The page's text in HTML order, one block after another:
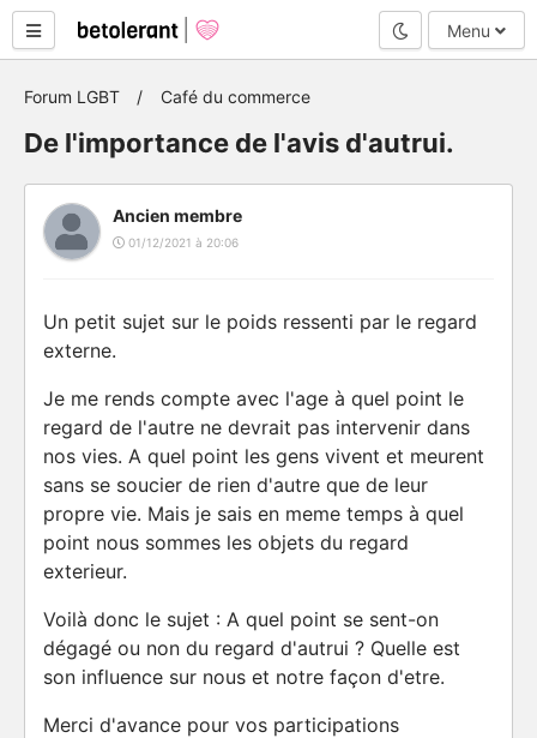
Mode nuit
Menu
Forum LGBT Café du commerce
De l'importance de l'avis d'autrui.
Ancien membre
01/12/2021 à 20:06
Un petit sujet sur le poids ressenti par le regard
externe.
Je me rends compte avec l'age à quel point le
regard de l'autre ne devrait pas intervenir dans
nos vies. A quel point les gens vivent et meurent
sans se soucier de rien d'autre que de leur
propre vie. Mais je sais en meme temps à quel
point nous sommes les objets du regard
exterieur.
Voilà donc le sujet : A quel point se sent-on
dégagé ou non du regard d'autrui ? Quelle est
son influence sur nous et notre façon d'etre.
Merci d'avance pour vos participations